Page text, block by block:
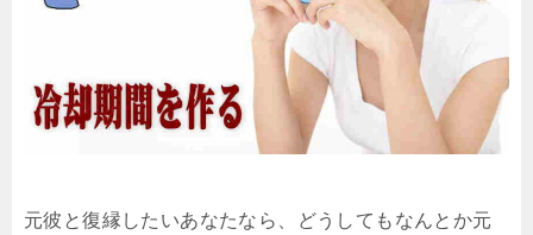
元彼と復縁したいあなたなら、どうしてもなんとか元